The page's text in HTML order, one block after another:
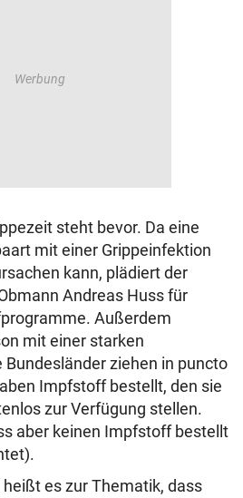
steht bevor. Da eine
mit einer Grippeinfektion
kann, plädiert der
Andreas Huss für
Außerdem
mit einer starken
Bundesländer ziehen in puncto
Impfstoff bestellt, den sie
zur Verfügung stellen.
aber keinen Impfstoff bestellt
es zur Thematik, dass